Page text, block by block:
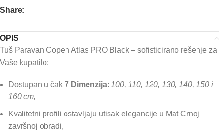
Share:
OPIS
Tuš Paravan Copen Atlas PRO Black – sofisticirano rešenje za
Vaše kupatilo:
Dostupan u čak 7 Dimenzija: 100, 110, 120, 130, 140, 150 i
160 cm,
Kvalitetni profili ostavljaju utisak elegancije u Mat Crnoj
završnoj obradi,